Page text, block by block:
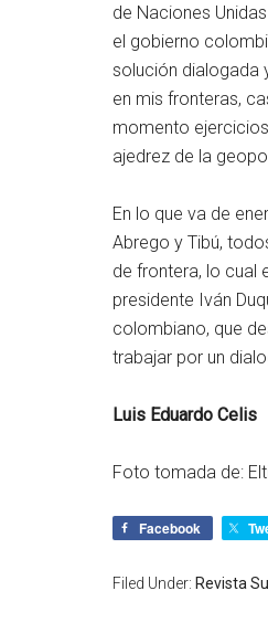
de Naciones
el gobierno
solución dialogada
en mis fronteras,
momento
ajedrez de la
En lo que va de
Abrego y Tibú,
de frontera, lo cual
presidente Iván
colombiano, que
trabajar por un
Luis Eduardo Celis
Foto tomada de:
Facebook
Filed Under: Revista